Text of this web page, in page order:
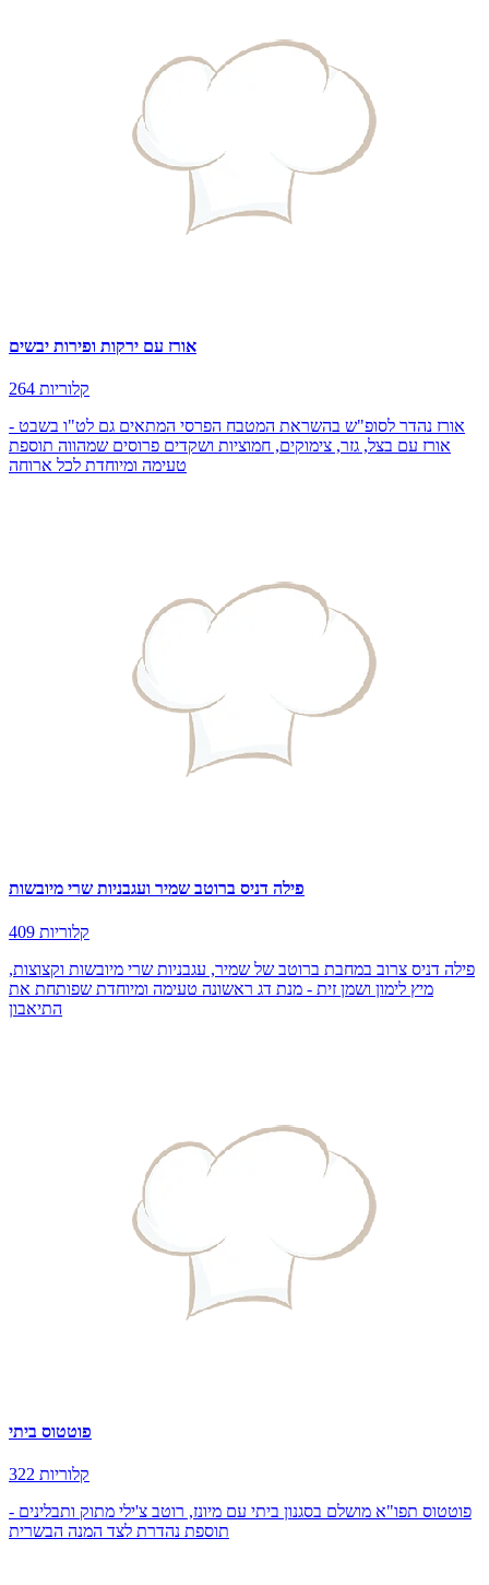
אורז עם ירקות ופירות יבשים
264 קלוריות
אורז נהדר לסופ"ש בהשראת המטבח הפרסי המתאים גם לט"ו בשבט -
אורז עם בצל, גזר, צימוקים, חמוציות ושקדים פרוסים שמהווה תוספת
טעימה ומיוחדת לכל ארוחה
פילה דניס ברוטב שמיר ועגבניות שרי מיובשות
409 קלוריות
פילה דניס צרוב במחבת ברוטב של שמיר, עגבניות שרי מיובשות וקצוצות,
מיץ לימון ושמן זית - מנת דג ראשונה טעימה ומיוחדת שפותחת את
התיאבון
פוטטוס ביתי
322 קלוריות
פוטטוס תפו"א מושלם בסגנון ביתי עם מיונז, רוטב צ'ילי מתוק ותבלינים -
תוספת נהדרת לצד המנה הבשרית